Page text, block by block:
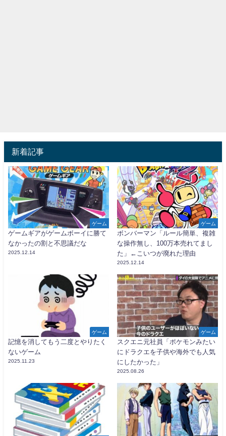
新着記事
ゲーム
ゲームギアがゲームボーイに勝て
なかったの割と不思議だな
2025.12.14
ゲーム
ボンバーマン「ルール簡単、複雑
な操作無し、100万本売れてまし
た」←こいつが廃れた理由
2025.12.14
ゲーム
記憶を消してもう二度とやりたく
ないゲーム
2025.11.23
ゲーム
スクエニ元社員「ポケモンみたい
にドラクエを子供や海外でも人気
にしたかった」
2025.08.26